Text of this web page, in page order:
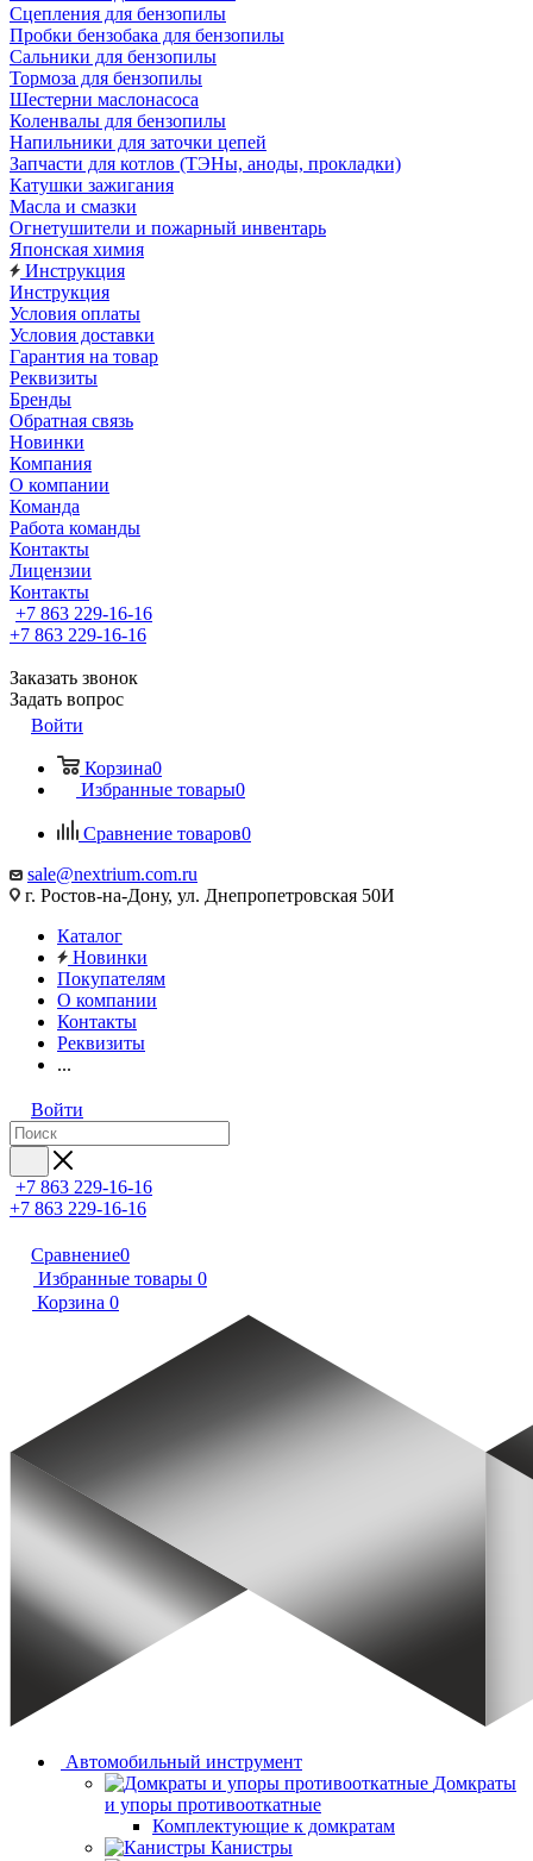
Сцепления для бензопилы
Пробки бензобака для бензопилы
Сальники для бензопилы
Тормоза для бензопилы
Шестерни маслонасоса
Коленвалы для бензопилы
Напильники для заточки цепей
Запчасти для котлов (ТЭНы, аноды, прокладки)
Катушки зажигания
Масла и смазки
Огнетушители и пожарный инвентарь
Японская химия
Инструкция
Инструкция
Условия оплаты
Условия доставки
Гарантия на товар
Реквизиты
Бренды
Обратная связь
Новинки
Компания
О компании
Команда
Работа команды
Контакты
Лицензии
Контакты
+7 863 229-16-16
+7 863 229-16-16
Заказать звонок
Задать вопрос
Войти
Корзина0
Избранные товары0
Сравнение товаров0
sale@nextrium.com.ru
г. Ростов-на-Дону, ул. Днепропетровская 50И
Каталог
Новинки
Покупателям
О компании
Контакты
Реквизиты
...
Войти
+7 863 229-16-16
+7 863 229-16-16
Сравнение0
Избранные товары 0
Корзина 0
Автомобильный инструмент
Домкраты
и упоры противооткатные
Комплектующие к домкратам
Канистры